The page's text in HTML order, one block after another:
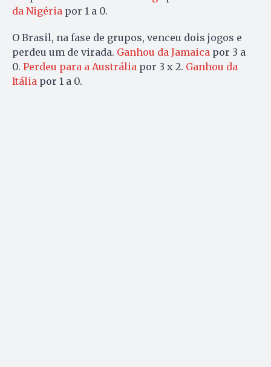
da Nigéria por 1 a 0.
O Brasil, na fase de grupos, venceu dois jogos e
perdeu um de virada. Ganhou da Jamaica por 3 a
0. Perdeu para a Austrália por 3 x 2. Ganhou da
Itália por 1 a 0.